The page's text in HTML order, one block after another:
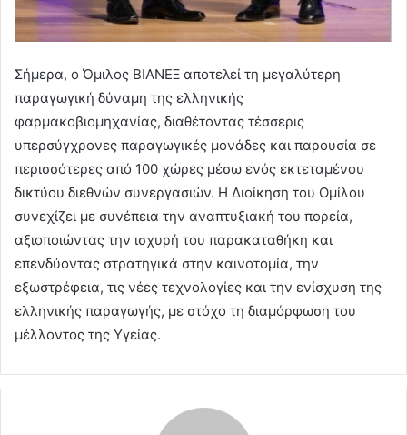
Σήμερα, ο Όμιλος ΒΙΑΝΕΞ αποτελεί τη μεγαλύτερη
παραγωγική δύναμη της ελληνικής
φαρμακοβιομηχανίας, διαθέτοντας τέσσερις
υπερσύγχρονες παραγωγικές μονάδες και παρουσία σε
περισσότερες από 100 χώρες μέσω ενός εκτεταμένου
δικτύου διεθνών συνεργασιών. Η Διοίκηση του Ομίλου
συνεχίζει με συνέπεια την αναπτυξιακή του πορεία,
αξιοποιώντας την ισχυρή του παρακαταθήκη και
επενδύοντας στρατηγικά στην καινοτομία, την
εξωστρέφεια, τις νέες τεχνολογίες και την ενίσχυση της
ελληνικής παραγωγής, με στόχο τη διαμόρφωση του
μέλλοντος της Υγείας.